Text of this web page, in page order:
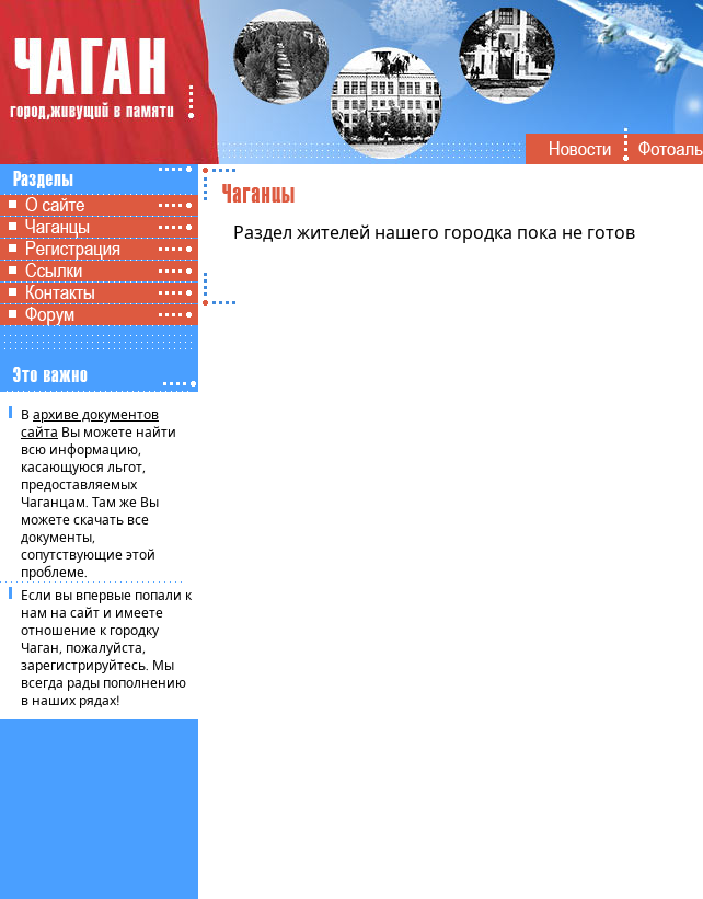
В архиве документов
сайта Вы можете найти
всю информацию,
касающуюся льгот,
предоставляемых
Чаганцам. Там же Вы
можете скачать все
документы,
сопутствующие этой
проблеме.
Если вы впервые попали к
нам на сайт и имеете
отношение к городку
Чаган, пожалуйста,
зарегистрируйтесь. Мы
всегда рады пополнению
в наших рядах!
Раздел жителей нашего городка пока не готов